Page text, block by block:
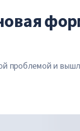
проблемой и